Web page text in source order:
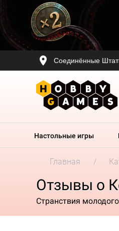
Соединённые
Настольные игры
Главная
Отзывы о
Странствия